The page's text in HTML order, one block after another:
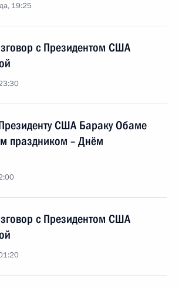
19:25
с Президентом США
США Бараку Обаме
праздником – Днём
с Президентом США